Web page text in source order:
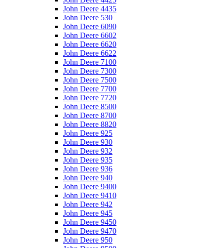
John Deere 4435
John Deere 530
John Deere 6090
John Deere 6602
John Deere 6620
John Deere 6622
John Deere 7100
John Deere 7300
John Deere 7500
John Deere 7700
John Deere 7720
John Deere 8500
John Deere 8700
John Deere 8820
John Deere 925
John Deere 930
John Deere 932
John Deere 935
John Deere 936
John Deere 940
John Deere 9400
John Deere 9410
John Deere 942
John Deere 945
John Deere 9450
John Deere 9470
John Deere 950